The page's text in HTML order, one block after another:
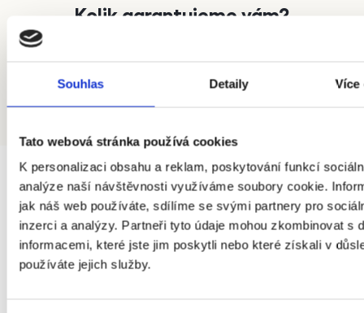
Souhlas Detaily Více
Tato webová stránka používá cookies
K personalizaci obsahu a reklam, poskytování funkcí
analýze naší návštěvnosti využíváme soubory cookie.
jak náš web používáte, sdílíme se svými partnery pro
inzerci a analýzy. Partneři tyto údaje mohou zkombinovat s
informacemi, které jste jim poskytli nebo které získali v
používáte jejich služby.
Kolik garantujeme vám?
Zavolejte nám